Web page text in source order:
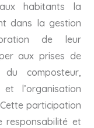
habitants la
dans la gestion
de leur
aux prises de
composteur,
l’organisation
participation
responsabilité et